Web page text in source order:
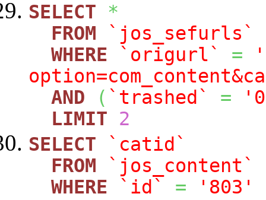
SELECT
*
FROM
`jos_sefurls`
WHERE
`origurl` =
AND
( `trashed` =
LIMIT
2
SELECT
`catid`
FROM
`jos_content`
WHERE
`id` =
'803'